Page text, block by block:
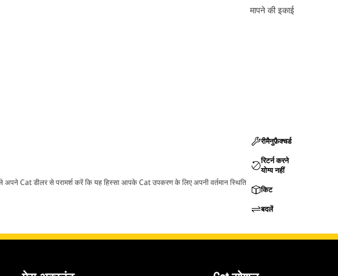
मापने की इकाई
Cat डीलर से परामर्श करें कि यह हिस्सा आपके Cat उपकरण के लिए अपनी वर्तमान स्थिति
रीमैनुफ़ैक्चर्ड
रिटर्न करने
योग्य नहीं
किट
बदलें